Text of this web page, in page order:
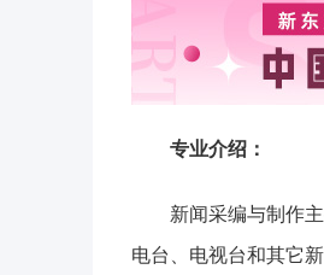
专业介绍：
新闻采编与制作
电台、电视台和其它